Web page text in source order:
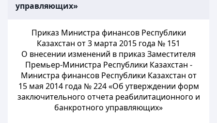
управляющих»
Приказ Министра финансов Республики
Казахстан от 3 марта 2015 года № 151
О внесении изменений в приказ Заместителя
Премьер-Министра Республики Казахстан -
Министра финансов Республики Казахстан от
15 мая 2014 года № 224 «Об утверждении форм
заключительного отчета реабилитационного и
банкротного управляющих»